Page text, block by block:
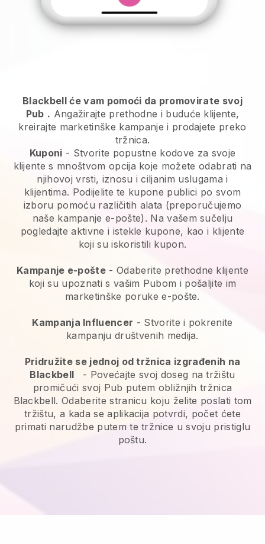
Blackbell će vam pomoći da promovirate svoj
Pub . Angažirajte prethodne i buduće klijente,
kreirajte marketinške kampanje i prodajete preko
tržnica.
Kuponi - Stvorite popustne kodove za svoje
klijente s mnoštvom opcija koje možete odabrati na
njihovoj vrsti, iznosu i ciljanim uslugama i
klijentima. Podijelite te kupone publici po svom
izboru pomoću različitih alata (preporučujemo
naše kampanje e-pošte). Na vašem sučelju
pogledajte aktivne i istekle kupone, kao i klijente
koji su iskoristili kupon.
Kampanje e-pošte -Odaberite prethodne klijente
koji su upoznati s vašim Pubom i pošaljite im
marketinške poruke e-pošte.
Kampanja Influencer - Stvorite i pokrenite
kampanju društvenih medija.
Pridružite se jednoj od tržnica izgrađenih na
Blackbell
- Povećajte svoj doseg na tržištu
promičući svoj Pub putem obližnjih tržnica
Blackbell. Odaberite stranicu koju želite poslati tom
tržištu, a kada se aplikacija potvrdi, počet ćete
primati narudžbe putem te tržnice u svoju pristiglu
poštu.